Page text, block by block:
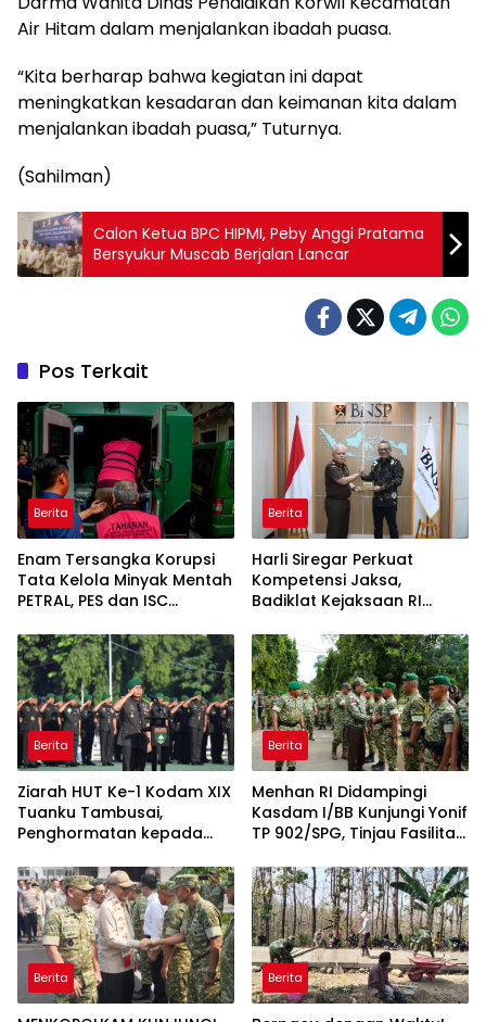
Air Hitam dalam menjalankan ibadah puasa.
“Kita berharap bahwa kegiatan ini dapat
meningkatkan kesadaran dan keimanan kita dalam
menjalankan ibadah puasa,” Tuturnya.
(Sahilman)
Calon Ketua BPC HIPMI, Peby Anggi Pratama
Bersyukur Muscab Berjalan Lancar
Pos Terkait
Berita
Enam Tersangka Korupsi
Tata Kelola Minyak Mentah
PETRAL, PES dan ISC
Umum
Berita
Harli Siregar Perkuat
Kompetensi Jaksa,
Badiklat Kejaksaan RI
Sertifikasi Profesional
Berita
Ziarah HUT Ke-1 Kodam XIX
Tuanku Tambusai,
Penghormatan kepada
Khidmat
Berita
Menhan RI Didampingi
Kasdam I/BB Kunjungi Yonif
TP 902/SPG, Tinjau Fasilitas
Berita Berita